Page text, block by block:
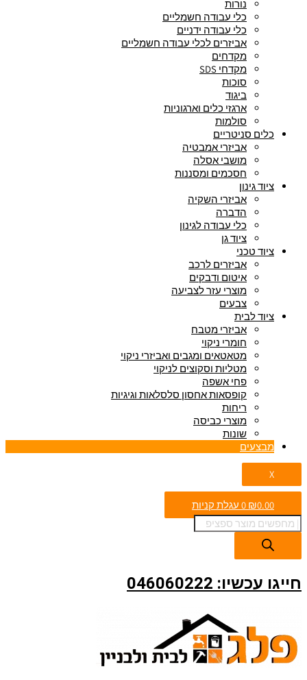
נורות
כלי עבודה חשמליים
כלי עבודה ידניים
אביזרים לכלי עבודה חשמליים
מקדחים
מקדחי SDS
סוכות
ביגוד
ארגזי כלים וארגוניות
סולמות
כלים סניטריים
אביזרי אמבטיה
מושבי אסלה
חסכמים ומסננות
ציוד גינון
אביזרי השקיה
הדברה
כלי עבודה לגינון
ציוד גן
ציוד טכני
אביזרים לרכב
איטום ודבקים
מוצרי עזר לצביעה
צבעים
ציוד לבית
אביזרי מטבח
חומרי ניקוי
מטאטאים ומגבים ואביזרי ניקוי
מטליות וסקוצים לניקוי
פחי אשפה
קופסאות אחסון סלסלאות וגיגיות
ריחות
מוצרי כביסה
שונות
מבצעים
X
₪0.00
0 עגלת קניות
חייגו עכשיו: 046060222